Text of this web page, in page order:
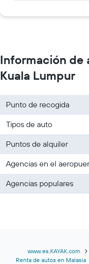
Información de
Kuala Lumpur
Punto de recogida
Tipos de auto
Puntos de alquiler
Agencias en el
Agencias populares
www.es.KAYAK.com
Renta de autos en Malasia